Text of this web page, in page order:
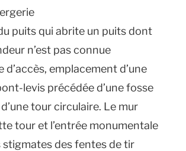
puits qui abrite un puits dont
n’est pas connue
d’accès, emplacement d’une
levis précédée d’une fosse
tour circulaire. Le mur
tour et l’entrée monumentale
stigmates des fentes de tir